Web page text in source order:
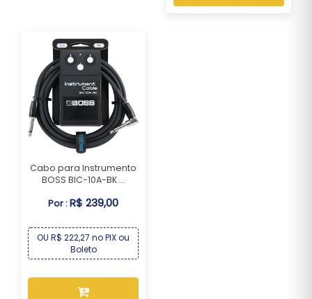
Cabo para Instrumento
BOSS BIC-10A-BK ...
Por :R$ 239,00
OU R$ 222,27 no PIX ou
Boleto